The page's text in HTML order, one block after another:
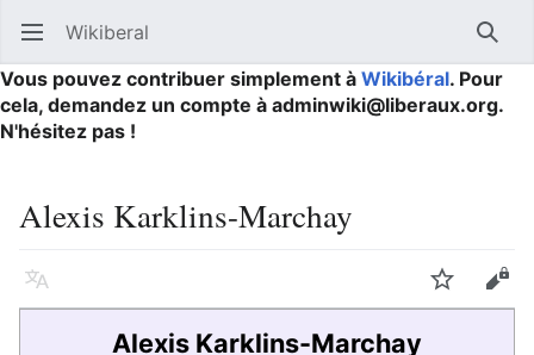
Ouvrir le menu principal Wikiberal
Vous pouvez contribuer simplement à Wikibéral. Pour
cela, demandez un compte à adminwiki@liberaux.org.
N'hésitez pas !
Alexis Karklins-Marchay
Langue Suivre
Alexis Karklins-Marchay